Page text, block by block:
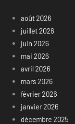
août 2026
juillet 2026
juin 2026
mai 2026
avril 2026
mars 2026
février 2026
janvier 2026
décembre 2025